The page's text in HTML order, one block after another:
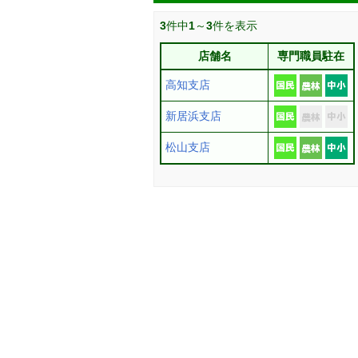
3件中1～3件を表示
店舗名 専門職員駐在
高知支店
新居浜支店
松山支店